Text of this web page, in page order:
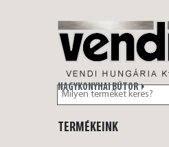
HUNGÁRIA Kft.
TERMÉKEINK
NAGYKONYHAI BÚTOR